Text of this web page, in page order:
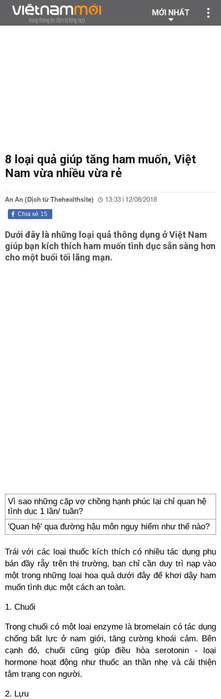
MỚI NHẤT
8 loại quả giúp tăng ham muốn, Việt
Nam vừa nhiều vừa rẻ
An An (Dịch từ Thehealthsite) 13:33 | 12/08/2018
15
Chia sẻ
Dưới đây là những loại quả thông dụng ở Việt Nam
giúp bạn kích thích ham muốn tình dục sẵn sàng hơn
cho một buổi tối lãng mạn.
Vì sao những cặp vợ chồng hạnh phúc lại chỉ quan hệ
tình dục 1 lần/ tuần?
'Quan hệ' qua đường hậu môn nguy hiểm như thế nào?
Trái với các loại thuốc kích thích có nhiều tác dụng phụ
bán đầy rẫy trên thị trường, bạn chỉ cần duy trì nạp vào
một trong những loại hoa quả dưới đây để khơi dậy ham
muốn tình dục một cách an toàn.
1. Chuối
Trong chuối có một loại enzyme là bromelain có tác dụng
chống bất lực ở nam giới, tăng cường khoái cảm. Bên
cạnh đó, chuối cũng giúp điều hòa serotonin - loại
hormone hoạt động như thuốc an thần nhẹ và cải thiện
tâm trạng con người.
2. Lựu